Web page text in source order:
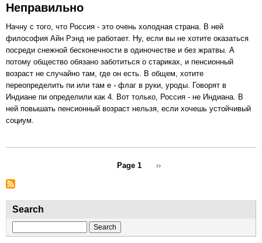
в
России
Неправильно
Начну с того, что Россия - это очень холодная страна. В ней
философия Айн Рэнд не работает. Ну, если вы не хотите оказаться
посреди снежной бесконечности в одиночестве и без жратвы. А
потому общество обязано заботиться о стариках, и пенсионный
возраст не случайно там, где он есть. В общем, хотите
переопределить пи или там е - флаг в руки, уроды. Говорят в
Индиане пи определили как 4. Вот только, Россия - не Индиана. В
ней повышать пенсионный возраст нельзя, если хочешь устойчивый
социум.
Page 1
Next
››
Search